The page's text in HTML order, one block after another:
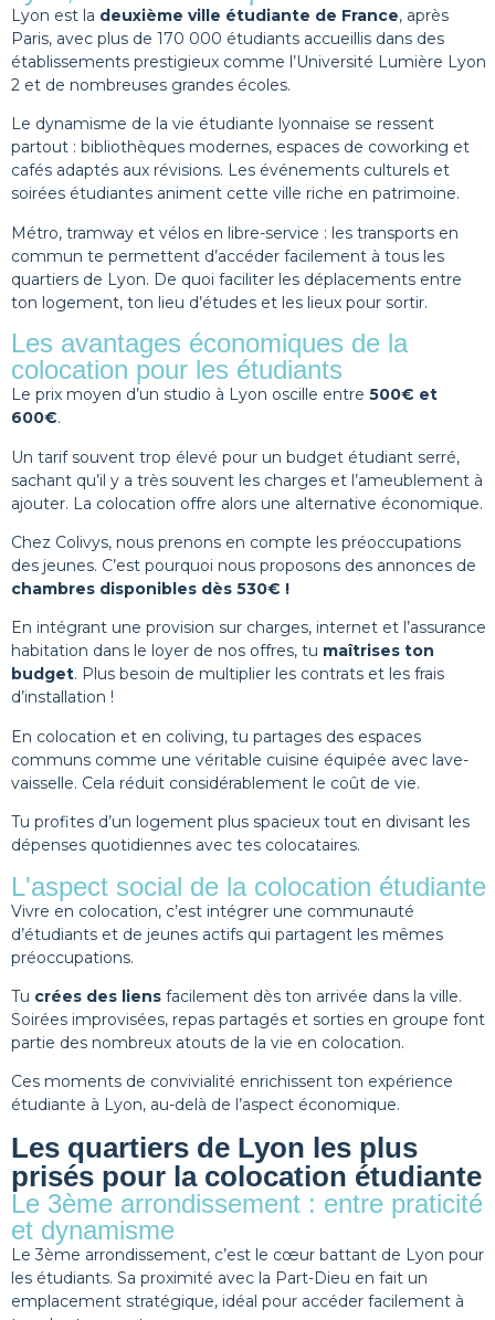
Lyon est la deuxième ville étudiante de France, après
Paris, avec plus de 170 000 étudiants accueillis dans des
établissements prestigieux comme l’Université Lumière Lyon
2 et de nombreuses grandes écoles.
Le dynamisme de la vie étudiante lyonnaise se ressent
partout : bibliothèques modernes, espaces de coworking et
cafés adaptés aux révisions. Les événements culturels et
soirées étudiantes animent cette ville riche en patrimoine.
Métro, tramway et vélos en libre-service : les transports en
commun te permettent d’accéder facilement à tous les
quartiers de Lyon. De quoi faciliter les déplacements entre
ton logement, ton lieu d’études et les lieux pour sortir.
Les avantages économiques de la
colocation pour les étudiants
Le prix moyen d’un studio à Lyon oscille entre 500€ et
600€.
Un tarif souvent trop élevé pour un budget étudiant serré,
sachant qu’il y a très souvent les charges et l’ameublement à
ajouter. La colocation offre alors une alternative économique.
Chez Colivys, nous prenons en compte les préoccupations
des jeunes. C’est pourquoi nous proposons des annonces de
chambres disponibles dès 530€ !
En intégrant une provision sur charges, internet et l’assurance
habitation dans le loyer de nos offres, tu maîtrises ton
budget. Plus besoin de multiplier les contrats et les frais
d’installation !
En colocation et en coliving, tu partages des espaces
communs comme une véritable cuisine équipée avec lave-
vaisselle. Cela réduit considérablement le coût de vie.
Tu profites d’un logement plus spacieux tout en divisant les
dépenses quotidiennes avec tes colocataires.
L'aspect social de la colocation étudiante
Vivre en colocation, c’est intégrer une communauté
d’étudiants et de jeunes actifs qui partagent les mêmes
préoccupations.
Tu crées des liens facilement dès ton arrivée dans la ville.
Soirées improvisées, repas partagés et sorties en groupe font
partie des nombreux atouts de la vie en colocation.
Ces moments de convivialité enrichissent ton expérience
étudiante à Lyon, au-delà de l’aspect économique.
Les quartiers de Lyon les plus
prisés pour la colocation étudiante
Le 3ème arrondissement : entre praticité
et dynamisme
Le 3ème arrondissement, c’est le cœur battant de Lyon pour
les étudiants. Sa proximité avec la Part-Dieu en fait un
emplacement stratégique, idéal pour accéder facilement à